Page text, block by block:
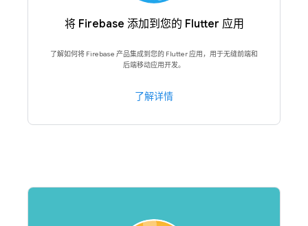
将 Firebase 添加到您的 Flutter 应用
了解如何将 Firebase 产品集成到您的 Flutter 应用，用于无缝前端和
后端移动应用开发。
了解详情